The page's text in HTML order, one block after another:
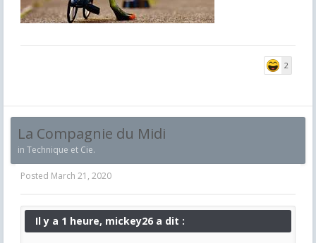
2
La Compagnie du Midi
in Technique et Cie.
Posted March 21, 2020
Il y a 1 heure, mickey26 a dit :